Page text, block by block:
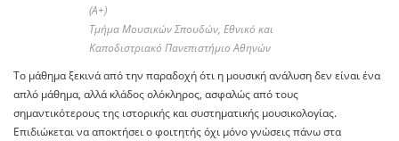
(A+)
Τμήμα Μουσικών Σπουδών, Εθνικό και
Καποδιστριακό Πανεπιστήμιο Αθηνών
Το μάθημα ξεκινά από την παραδοχή ότι η μουσική ανάλυση δεν είναι ένα
απλό μάθημα, αλλά κλάδος ολόκληρος, ασφαλώς από τους
σημαντικότερους της ιστορικής και συστηματικής μουσικολογίας.
Επιδιώκεται να αποκτήσει ο φοιτητής όχι μόνο γνώσεις πάνω στα